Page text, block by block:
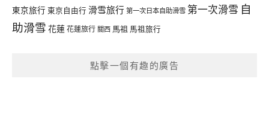
東京旅行 東京自由行 滑雪旅行 第一次日本自助滑雪 第一次滑雪 自
助滑雪 花蓮花蓮旅行 關西 馬祖 馬祖旅行
點擊一個有趣的廣告